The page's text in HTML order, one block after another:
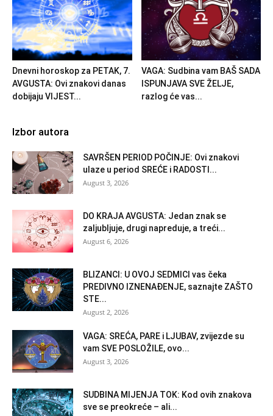
Dnevni horoskop za PETAK, 7.
AVGUSTA: Ovi znakovi danas
dobijaju VIJEST...
VAGA: Sudbina vam BAŠ SADA
ISPUNJAVA SVE ŽELJE,
razlog će vas...
Izbor autora
SAVRŠEN PERIOD POČINJE: Ovi znakovi
ulaze u period SREĆE i RADOSTI...
August 3, 2026
DO KRAJA AVGUSTA: Jedan znak se
zaljubljuje, drugi napreduje, a treći...
August 6, 2026
BLIZANCI: U OVOJ SEDMICI vas čeka
PREDIVNO IZNENAĐENJE, saznajte ZAŠTO
STE...
August 2, 2026
VAGA: SREĆA, PARE i LJUBAV, zvijezde su
vam SVE POSLOŽILE, ovo...
August 3, 2026
SUDBINA MIJENJA TOK: Kod ovih znakova
sve se preokreće – ali...